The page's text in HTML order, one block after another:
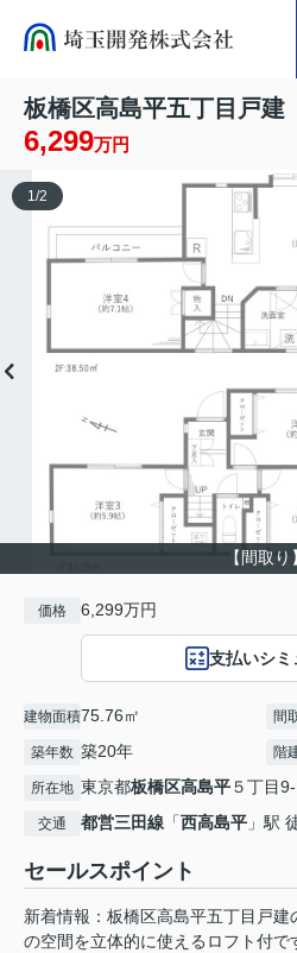
板橋区高島平五丁目戸建
6,299万円
【間取り】
1 /2
価格 6,299万円
支払いシミ
建物面積75.76㎡ 間
築年数 築20年 階
所在地 東京都板橋区高島平５丁目
交通 都営三田線 「西高島平 」駅
セールスポイント
新着情報：板橋区高島平五丁目戸
の空間を立体的に使えるロフト付で